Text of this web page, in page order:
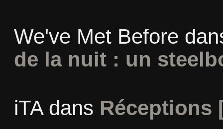
We've Met Before
de la nuit : un
iTAdans Réceptions